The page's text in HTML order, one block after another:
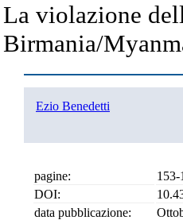
La violazione
Birmania/
Ezio Benedetti
pagine:
153-
DOI:
data pubblicazione: